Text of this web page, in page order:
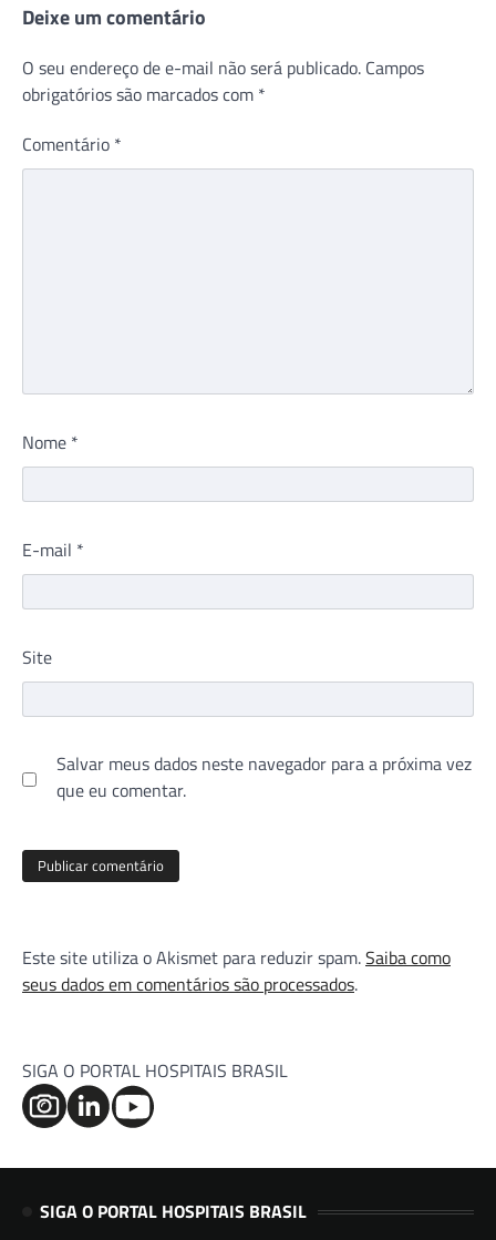
Deixe um comentário
O seu endereço de e-mail não será publicado. Campos
obrigatórios são marcados com *
Comentário *
Nome *
E-mail *
Site
Salvar meus dados neste navegador para a próxima vez
que eu comentar.
Este site utiliza o Akismet para reduzir spam.Saiba como
seus dados em comentários são processados.
SIGA O PORTAL HOSPITAIS BRASIL
SIGA O PORTAL HOSPITAIS BRASIL